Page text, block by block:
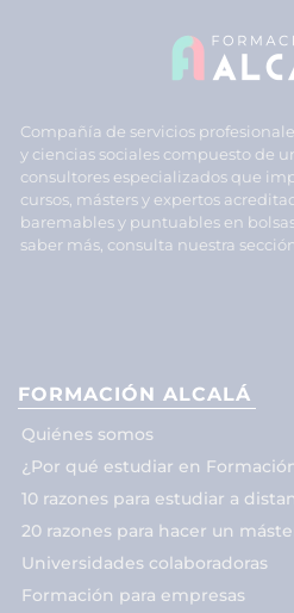
Compañía de servicios
y ciencias sociales compuesto de
consultores especializados que
cursos, másters y expertos
baremables y puntuables en
saber más, consulta nuestra
FORMACIÓN ALCALÁ
Quiénes somos
¿Por qué estudiar en
10 razones para estudiar a
20 razones para hacer un
Universidades colaboradoras
Formación para empresas